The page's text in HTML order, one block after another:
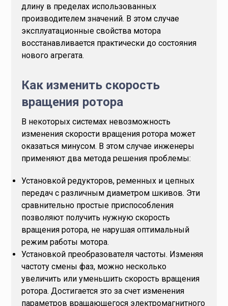
длину в пределах использованных
производителем значений. В этом случае
эксплуатационные свойства мотора
восстанавливается практически до состояния
нового агрегата.
Как изменить скорость
вращения ротора
В некоторых системах невозможность
изменения скорости вращения ротора может
оказаться минусом. В этом случае инженеры
применяют два метода решения проблемы:
Установкой редукторов, ременных и цепных
передач с различным диаметром шкивов. Эти
сравнительно простые приспособления
позволяют получить нужную скорость
вращения ротора, не нарушая оптимальный
режим работы мотора.
Установкой преобразователя частоты. Изменяя
частоту смены фаз, можно несколько
увеличить или уменьшить скорость вращения
ротора. Достигается это за счет изменения
параметров вращающегося электромагнитного